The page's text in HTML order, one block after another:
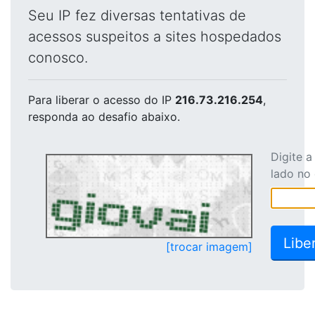
Seu IP fez diversas tentativas de
acessos suspeitos a sites hospedados
conosco.
Para liberar o acesso do IP 216.73.216.254,
responda ao desafio abaixo.
[trocar imagem]
Digite
lado no